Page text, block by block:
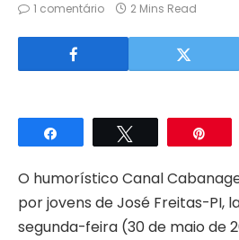
1 comentário
2 Mins Read
Compartilhar
O humorístico Canal
por jovens de José Freitas-PI,
segunda-feira (30 de maio de